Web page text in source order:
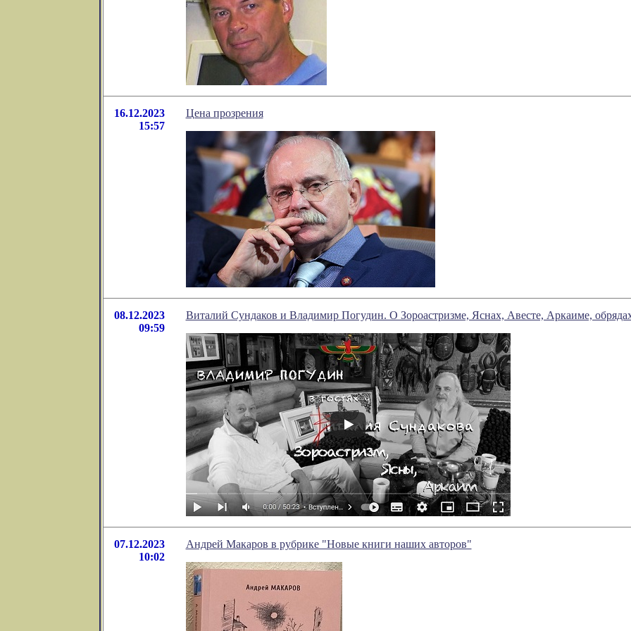
16.12.2023
15:57
Цена прозрения
08.12.2023
09:59
Виталий Сундаков и Владимир Погудин. О Зороастризме, Яснах, Авесте, Аркаиме,
07.12.2023
10:02
Андрей Макаров в рубрике "Новые книги наших авторов"